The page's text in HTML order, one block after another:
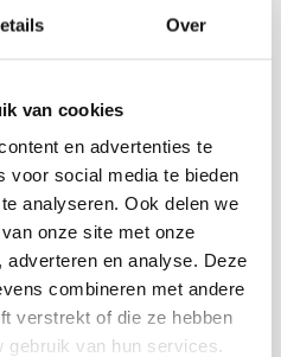
Over
van cookies
en advertenties te
voor social media te bieden
analyseren. Ook delen we
onze site met onze
en analyse. Deze
combineren met andere
verstrekt of die ze hebben
gebruik van hun services.
Verstuur